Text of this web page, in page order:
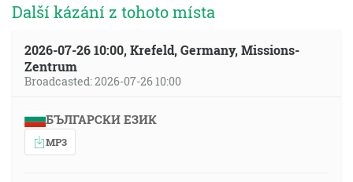
Další kázání z tohoto místa
2026-07-26 10:00, Krefeld, Germany, Missions-
Zentrum
Broadcasted: 2026-07-26 10:00
БЪЛГАРСКИ ЕЗИК
MP3